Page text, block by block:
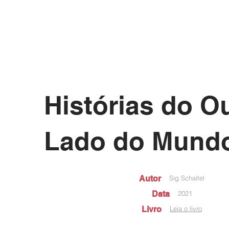
Histórias do
Lado do
Autor Sig Schaitel
Data 2021
Livro Leia o livro